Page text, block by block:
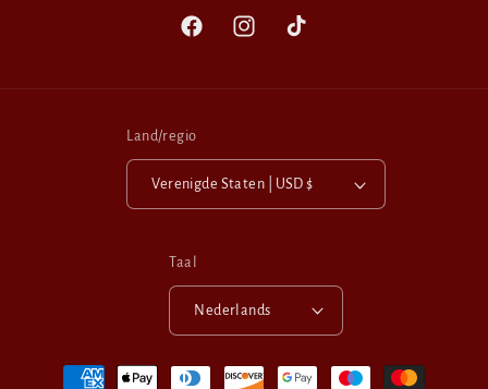
FacebookInstagramTikTok
Land/regio
Verenigde Staten | USD $
Taal
Nederlands
Betaalmethoden